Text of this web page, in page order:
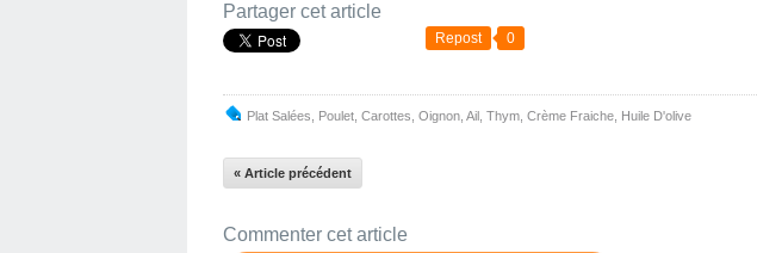
Partager cet article
Repost 0
Plat Salées Poulet Carottes Oignon Ail Thym Crème Fraiche Huile D'olive
« Article précédent
Commenter cet article